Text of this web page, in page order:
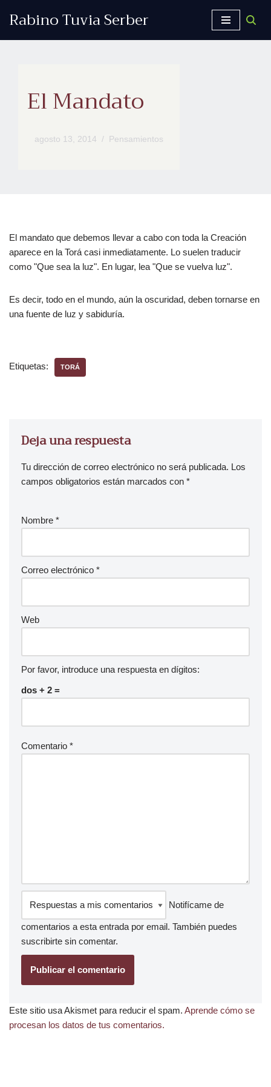
Rabino Tuvia Serber
El Mandato
agosto 13, 2014 Pensamientos
El mandato que debemos llevar a cabo con toda la Creación
aparece en la Torá casi inmediatamente. Lo suelen traducir
como "Que sea la luz". En lugar, lea "Que se vuelva luz".
Es decir, todo en el mundo, aún la oscuridad, deben tornarse en
una fuente de luz y sabiduría.
Etiquetas: TORÁ
Deja una respuesta
Tu dirección de correo electrónico no será publicada. Los
campos obligatorios están marcados con *
Nombre *
Correo electrónico *
Web
Por favor, introduce una respuesta en dígitos:
dos + 2 =
Comentario *
Notifícame de
comentarios a esta entrada por email. También puedes
suscribirte sin comentar.
Este sitio usa Akismet para reducir el spam. Aprende cómo se
procesan los datos de tus comentarios.